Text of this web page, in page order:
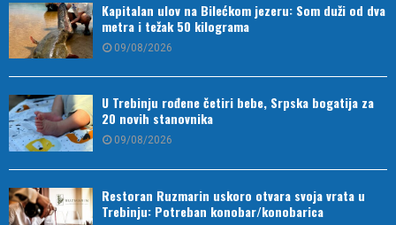
Kapitalan ulov na Bilećkom jezeru: Som duži od dva
metra i težak 50 kilograma
09/08/2026
U Trebinju rođene četiri bebe, Srpska bogatija za
20 novih stanovnika
09/08/2026
Restoran Ruzmarin uskoro otvara svoja vrata u
Trebinju: Potreban konobar/konobarica